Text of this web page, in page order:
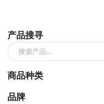
产品搜寻
商品种类
品牌